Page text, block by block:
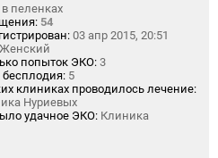
пеленках
54
03 апр 2015, 20:51
Женский
попыток ЭКО: 3
5
клиниках проводилось лечение:
Нуриевых
удачное ЭКО: Клиника